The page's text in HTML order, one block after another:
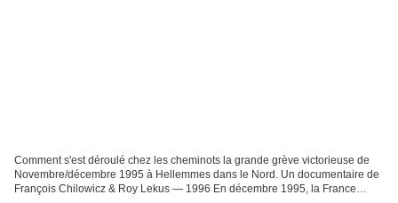
Comment s'est déroulé chez les cheminots la grande grève victorieuse de
Novembre/décembre 1995 à Hellemmes dans le Nord. Un documentaire de
François Chilowicz & Roy Lekus — 1996 En décembre 1995, la France